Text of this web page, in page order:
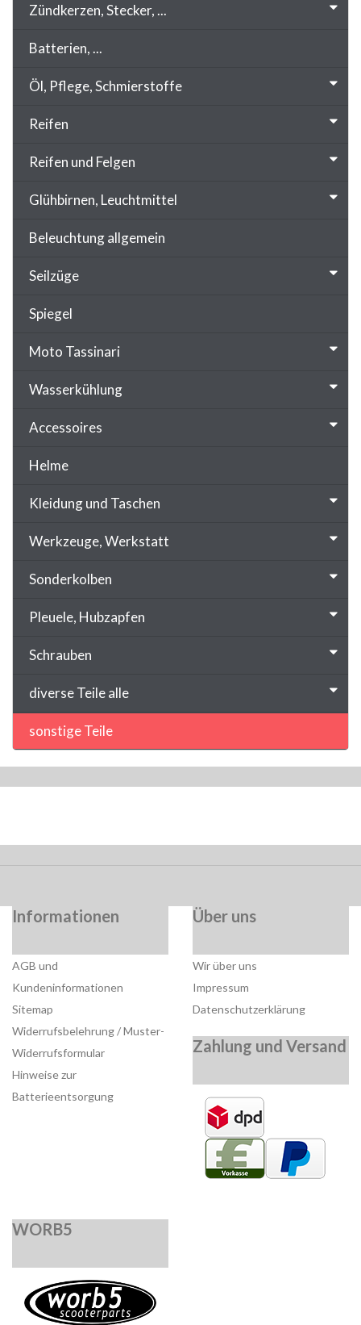
Zündkerzen, Stecker, ...
Batterien, ...
Öl, Pflege, Schmierstoffe
Reifen
Reifen und Felgen
Glühbirnen, Leuchtmittel
Beleuchtung allgemein
Seilzüge
Spiegel
Moto Tassinari
Wasserkühlung
Accessoires
Helme
Kleidung und Taschen
Werkzeuge, Werkstatt
Sonderkolben
Pleuele, Hubzapfen
Schrauben
diverse Teile alle
sonstige Teile
Informationen
AGB und
Kundeninformationen
Sitemap
Widerrufsbelehrung / Muster-
Widerrufsformular
Hinweise zur
Batterieentsorgung
Über uns
Wir über uns
Impressum
Datenschutzerklärung
Zahlung und Versand
WORB5